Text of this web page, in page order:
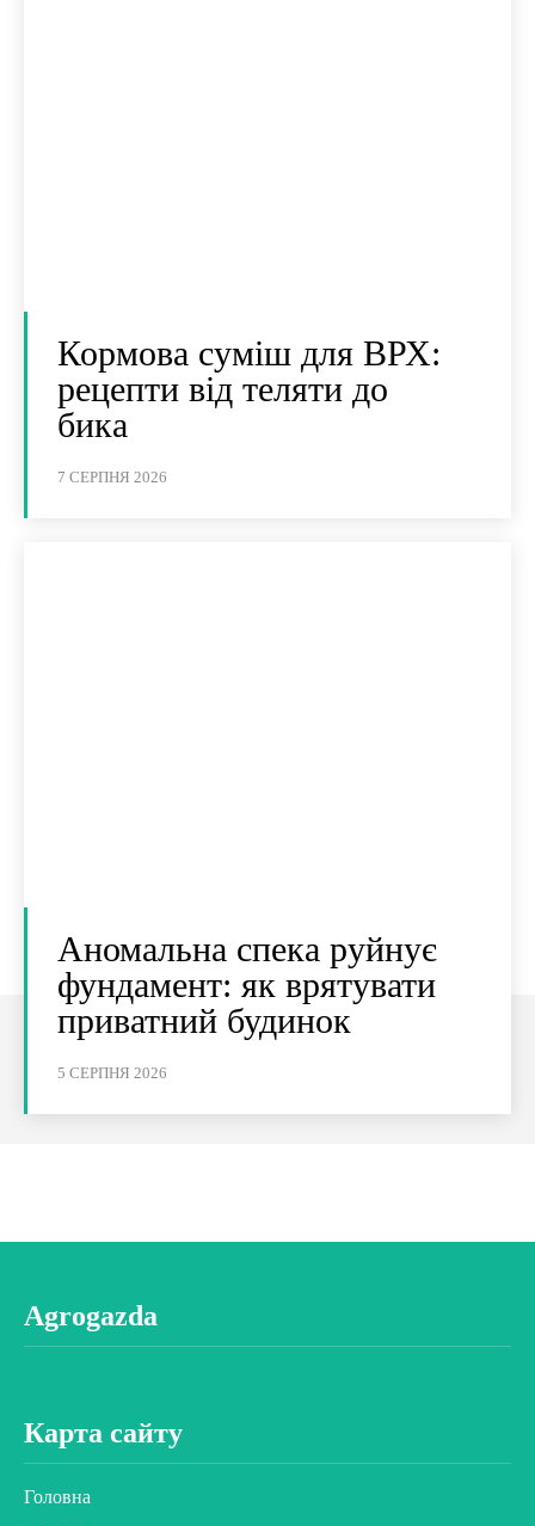
Кормова суміш для ВРХ:
рецепти від теляти до
бика
7 СЕРПНЯ 2026
Аномальна спека руйнує
фундамент: як врятувати
приватний будинок
5 СЕРПНЯ 2026
Agrogazda
Карта сайту
Головна